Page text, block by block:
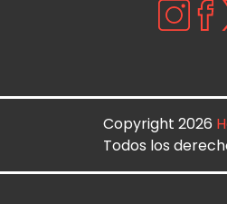
Copyright 2026
Todos los